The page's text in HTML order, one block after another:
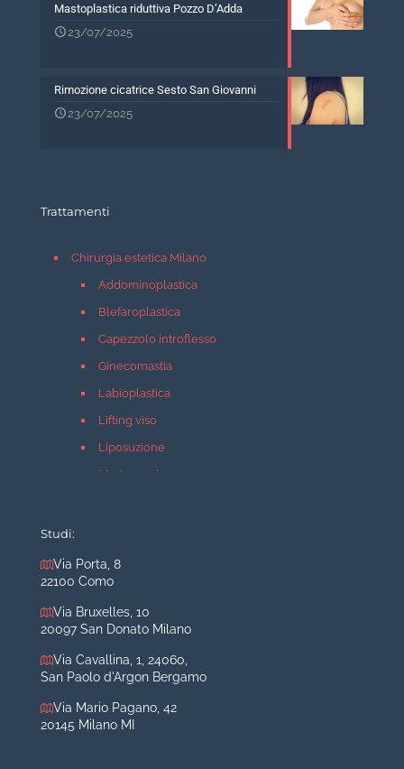
Mastoplastica riduttiva Pozzo D’Adda
23/07/2025
Rimozione cicatrice Sesto San Giovanni
23/07/2025
Trattamenti
Chirurgia estetica Milano
Addominoplastica
Blefaroplastica
Capezzolo introflesso
Ginecomastia
Labioplastica
Lifting viso
Liposuzione
Mastopessi
Rinoplastica
Medicina estetica Milano
Acido ialuronico viso
Aumento labbra
Filler
Studi:
Via Porta, 8
22100 Como
Via Bruxelles, 10
20097 San Donato Milano
Via Cavallina, 1, 24060,
San Paolo d'Argon Bergamo
Via Mario Pagano, 42
20145 Milano MI